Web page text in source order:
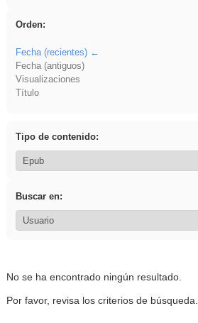
Orden:
Fecha (recientes)
Fecha (antiguos)
Visualizaciones
Título
Tipo de contenido:
Buscar en:
No se ha encontrado ningún resultado.
Por favor, revisa los criterios de búsqueda.